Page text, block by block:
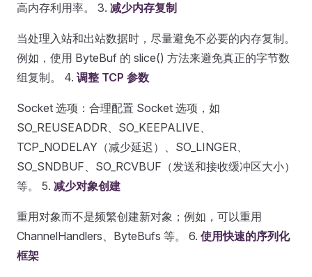
高内存利用率。 3. 减少内存复制
当处理入站和出站数据时，尽量避免不必要的内存复制。
例如，使用 ByteBuf 的 slice() 方法来避免真正的字节数
组复制。 4. 调整 TCP 参数
Socket 选项：合理配置 Socket 选项，如
SO_REUSEADDR、SO_KEEPALIVE、
TCP_NODELAY（减少延迟）、SO_LINGER、
SO_SNDBUF、SO_RCVBUF（发送和接收缓冲区大小）
等。 5. 减少对象创建
重用对象而不是频繁创建新对象；例如，可以重用
ChannelHandlers、ByteBufs 等。 6. 使用快速的序列化
框架